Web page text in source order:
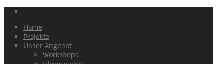
Home
Projekte
Unser Angebot
Workshops